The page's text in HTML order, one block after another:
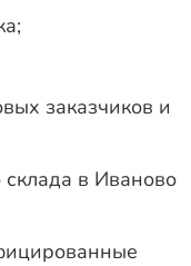
заказчиков и
в Иваново